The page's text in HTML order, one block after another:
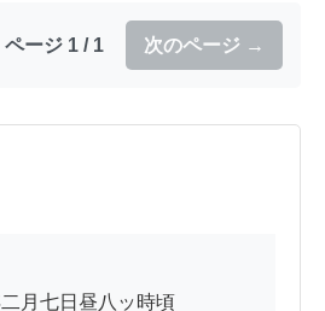
ページ 1 / 1 次のページ →